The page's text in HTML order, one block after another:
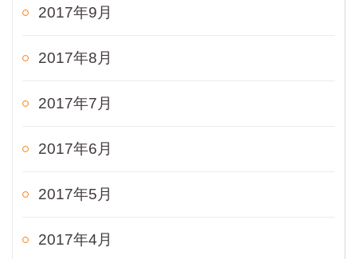
2017年9月
2017年8月
2017年7月
2017年6月
2017年5月
2017年4月